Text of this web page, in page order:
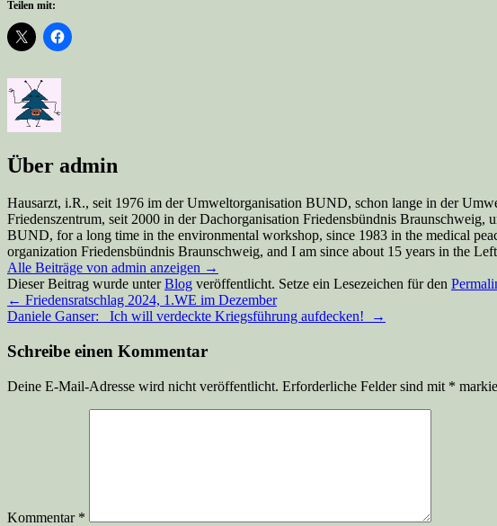
Teilen mit:
Über admin
Hausarzt, i.R., seit 1976 im der Umweltorganisation BUND, schon lange in der
Friedenszentrum, seit 2000 in der Dachorganisation Friedensbündnis
BUND, for a long time in the environmental workshop, since 1983 in the medical
organization Friedensbündnis Braunschweig, and I am since about 15 years in the
Alle Beiträge von admin anzeigen →
Dieser Beitrag wurde unterBlog veröffentlicht. Setze ein Lesezeichen für den
← Friedensratschlag 2024, 1.WE im Dezember
Daniele Ganser: Ich will verdeckte Kriegsführung aufdecken!
→
Schreibe einen Kommentar
Deine E-Mail-Adresse wird nicht veröffentlicht. Erforderliche Felder sind mit *
Kommentar *